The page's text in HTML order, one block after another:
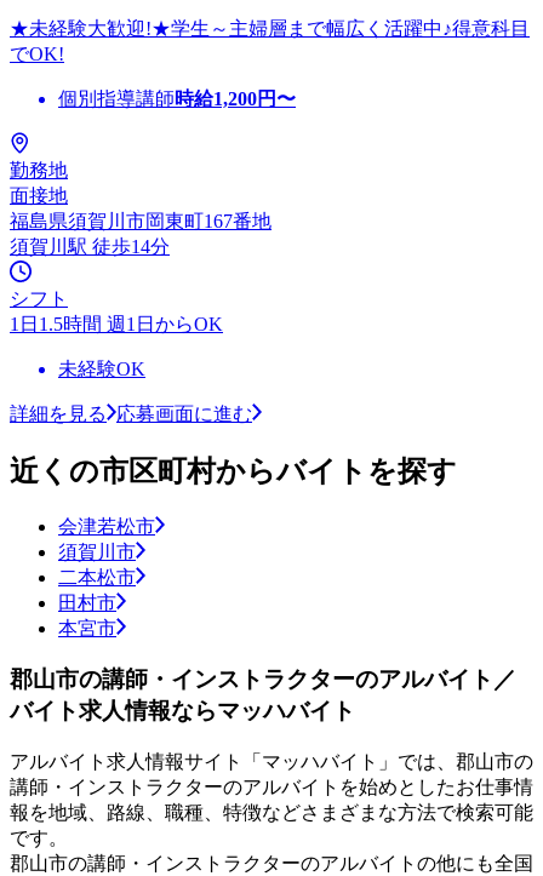
★未経験大歓迎!★学生～主婦層まで幅広く活躍中♪得意科目
でOK!
個別指導講師時給1,200円〜
勤務地
面接地
福島県須賀川市岡東町167番地
須賀川駅 徒歩14分
シフト
1日1.5時間 週1日からOK
未経験OK
詳細を見る 応募画面に進む
近くの市区町村からバイトを探す
会津若松市
須賀川市
二本松市
田村市
本宮市
郡山市の講師・インストラクターのアルバイト／
バイト求人情報ならマッハバイト
アルバイト求人情報サイト「マッハバイト」では、郡山市の
講師・インストラクターのアルバイトを始めとしたお仕事情
報を地域、路線、職種、特徴などさまざまな方法で検索可能
です。
郡山市の講師・インストラクターのアルバイトの他にも全国